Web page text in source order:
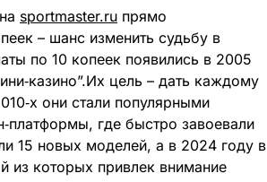
sportmaster.ru прямо
– шанс изменить судьбу в
по 10 копеек появились в 2005
цель – дать каждому
они стали популярными
где быстро завоевали
15 новых моделей, а в 2024 году в
из которых привлек внимание